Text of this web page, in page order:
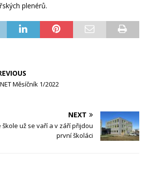
plenérů.
Měsíčník 1/2022
NEXT
už se vaří a v září přijdou
první školáci